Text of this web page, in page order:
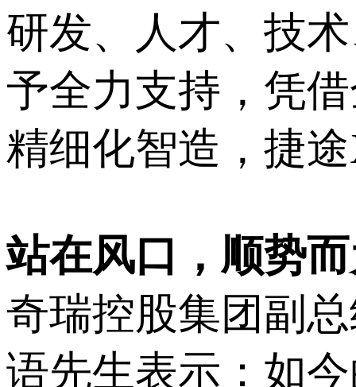
研发、人才、技
予全力支持，凭
精细化智造，捷
站在风口，顺势
奇瑞控股集团副
语先生表示：如